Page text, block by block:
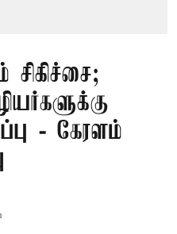
- கேரளம்